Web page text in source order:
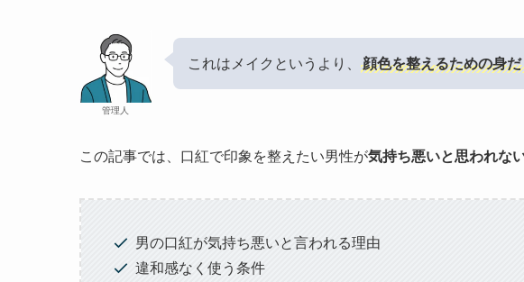
管理人
これはメイクというより、 顔色を整えるための身
この記事では、口紅で印象を整えたい男性が気持ち悪いと思われな
男の口紅が気持ち悪いと言われる理由
違和感なく使う条件